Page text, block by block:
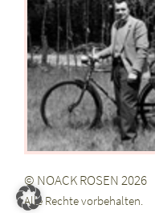
© NOACK ROSEN 2026
Alle Rechte vorbehalten.